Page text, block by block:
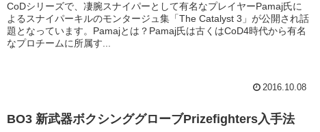
CoDシリーズで、凄腕スナイパーとして有名なプレイヤーPamaj氏に
よるスナイパーキルのモンタージュ集「The Catalyst 3」が公開され話
題となっています。Pamajとは？Pamaj氏は古くはCoD4時代から有名
なプロチームに所属す...
2016.10.08
BO3 新武器ボクシンググローブPrizefighters入手法